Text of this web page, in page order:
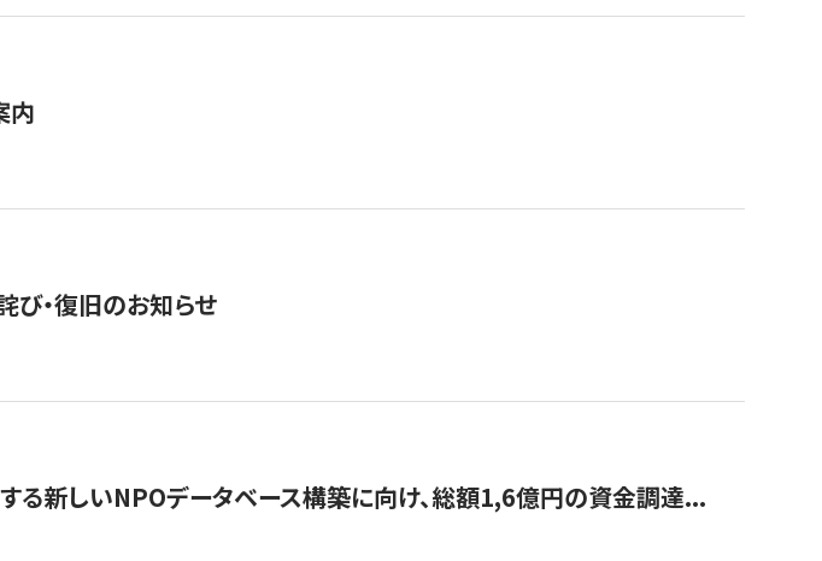
内
び・復旧のお知らせ
る新しいNPOデータベース構築に向け、総額1,6億円の資金調達...